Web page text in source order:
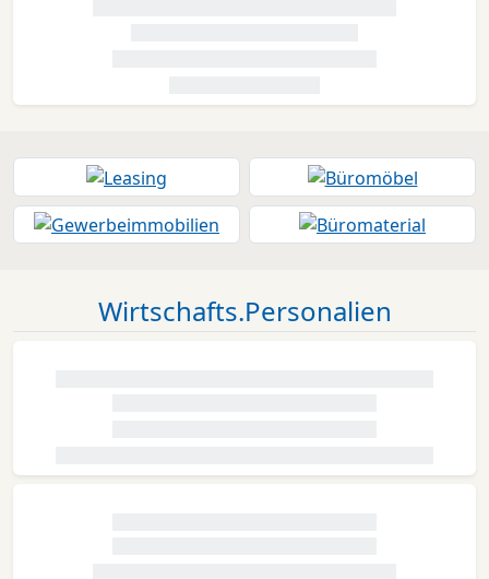
Wirtschafts.Personalien